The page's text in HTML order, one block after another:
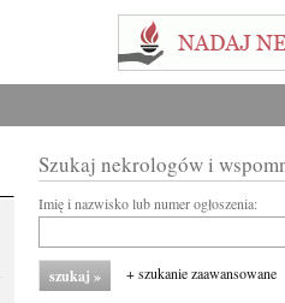
Szukaj nekrologów i
Imię i nazwisko lub numer ogłoszenia:
+ szukanie zaawansowane